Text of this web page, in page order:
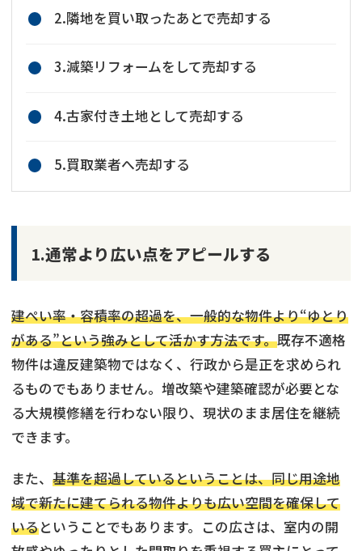
2.隣地を買い取ったあとで売却する
3.減築リフォームをして売却する
4.古家付き土地として売却する
5.買取業者へ売却する
1.通常より広い点をアピールする
建ぺい率・容積率の超過を、一般的な物件より“ゆとり
がある”という強みとして活かす方法です。既存不適格
物件は違反建築物ではなく、行政から是正を求められ
るものでもありません。増改築や建築確認が必要とな
る大規模修繕を行わない限り、現状のまま居住を継続
できます。
また、 基準を超過しているということは、同じ用途地
域で新たに建てられる物件よりも広い空間を確保して
いるということでもあります。この広さは、室内の開
再建築不可物件の売却でお悩みならこちら